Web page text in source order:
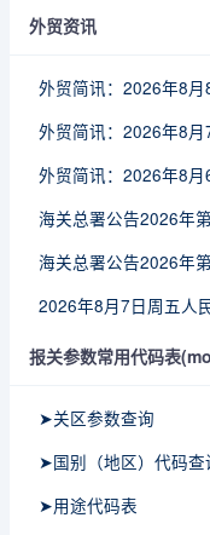
外贸资讯
外贸简讯：2026年8
外贸简讯：2026年8
外贸简讯：2026年8
2026年8月7日周五人
报关参数常用代码表
➤关区参数查询
➤国别（地区）代码查
➤用途代码表